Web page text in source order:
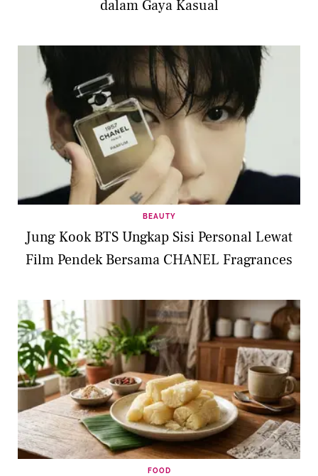
dalam Gaya Kasual
BEAUTY
Jung Kook BTS Ungkap Sisi Personal Lewat
Film Pendek Bersama CHANEL Fragrances
FOOD